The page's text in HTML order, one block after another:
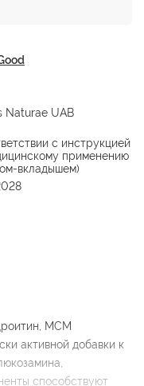
Naturae UAB
с инструкцией
применению
вкладышем)
МСМ
активной добавки к
способствуют